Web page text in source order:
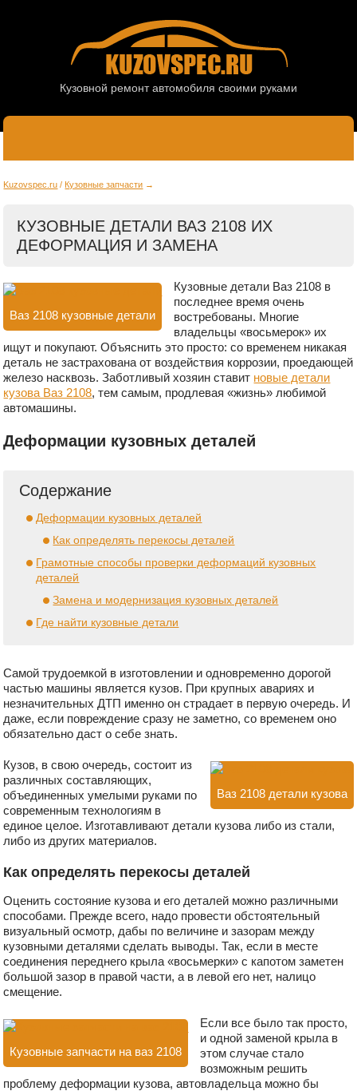
Кузовной ремонт автомобиля своими руками
Kuzovspec.ru Кузовные запчасти
КУЗОВНЫЕ ДЕТАЛИ ВАЗ 2108 ИХ
ДЕФОРМАЦИЯ И ЗАМЕНА
Ваз 2108 кузовные детали
Кузовные детали Ваз 2108 в
последнее время очень
востребованы. Многие
владельцы «восьмерок» их
ищут и покупают. Объяснить это просто: со временем никакая
деталь не застрахована от воздействия коррозии, проедающей
железо насквозь. Заботливый хозяин ставит новые детали
кузова Ваз 2108, тем самым, продлевая «жизнь» любимой
автомашины.
Деформации кузовных деталей
Содержание
Деформации кузовных деталей
Как определять перекосы деталей
Грамотные способы проверки деформаций кузовных
деталей
Замена и модернизация кузовных деталей
Где найти кузовные детали
Самой трудоемкой в изготовлении и одновременно дорогой
частью машины является кузов. При крупных авариях и
незначительных ДТП именно он страдает в первую очередь. И
даже, если повреждение сразу не заметно, со временем оно
обязательно даст о себе знать.
Ваз 2108 детали кузова
Кузов, в свою очередь, состоит из
различных составляющих,
объединенных умелыми руками по
современным технологиям в
единое целое. Изготавливают детали кузова либо из стали,
либо из других материалов.
Как определять перекосы деталей
Оценить состояние кузова и его деталей можно различными
способами. Прежде всего, надо провести обстоятельный
визуальный осмотр, дабы по величине и зазорам между
кузовными деталями сделать выводы. Так, если в месте
соединения переднего крыла «восьмерки» с капотом заметен
большой зазор в правой части, а в левой его нет, налицо
смещение.
Кузовные запчасти на ваз 2108
Если все было так просто,
и одной заменой крыла в
этом случае стало
возможным решить
проблему деформации кузова, автовладельца можно бы